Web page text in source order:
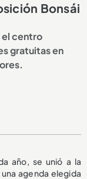
Bonsái
centro
gratuitas en
año, se unió a la
agenda elegida